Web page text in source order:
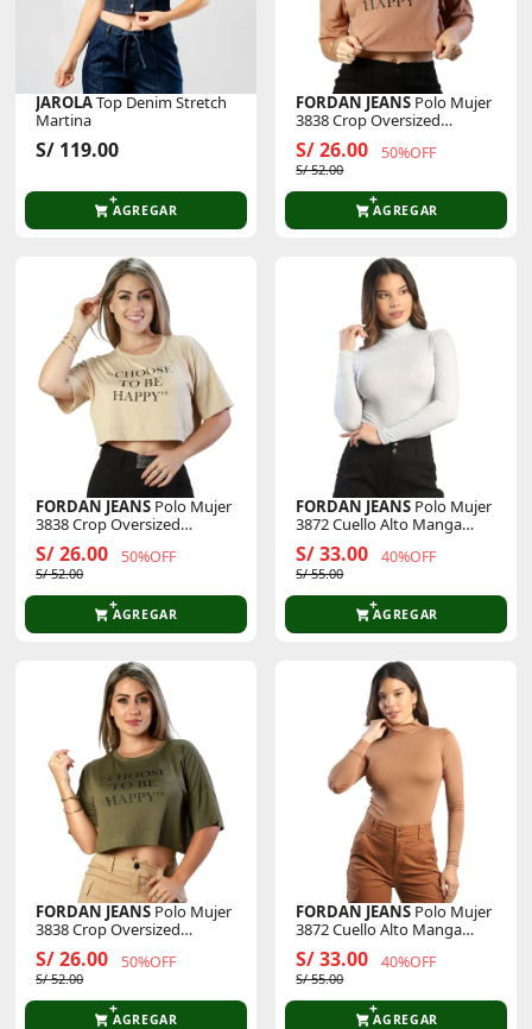
JAROLATop Denim Stretch
Martina
S/ 119.00
AGREGAR
FORDAN JEANS Polo Mujer
3838 Crop Oversized
C/Manga Corta
S/ 26.00 50%OFF
S/ 52.00
AGREGAR
FORDAN JEANS Polo Mujer
3838 Crop Oversized
C/Manga Corta
S/ 26.00 50%OFF
S/ 52.00
AGREGAR
FORDAN JEANS Polo Mujer
3872 Cuello Alto Manga
Larga
S/ 33.00 40%OFF
S/ 55.00
AGREGAR
FORDAN JEANS Polo Mujer
3838 Crop Oversized
S/ 26.00 50%OFF
S/ 52.00
AGREGAR
FORDAN JEANS Polo Mujer
3872 Cuello Alto Manga
S/ 33.00 40%OFF
S/ 55.00
AGREGAR